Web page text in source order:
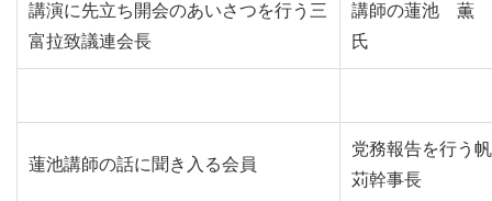
講演に先立ち開会のあいさつを行う三
富拉致議連会長
講師の蓮池 薫
氏
蓮池講師の話に聞き入る会員
党務報告を行う帆
苅幹事長